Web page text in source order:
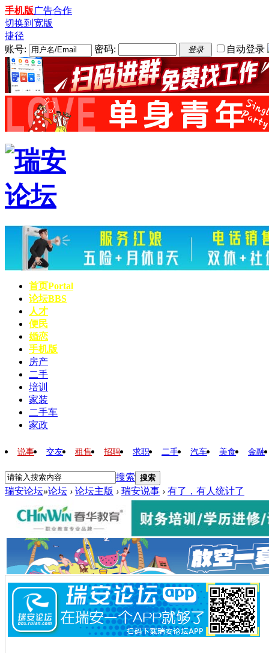
手机版广告合作
切换到宽版
捷径
账号:
密码: 登录 自动登录
首页Portal
论坛BBS
人才
便民
婚恋
手机版
房产
二手
培训
家装
二手车
家政
说事 交友 租售 招聘 求职 二手 汽车 美食 金融
搜索 搜索
瑞安论坛»论坛 › 论坛主版 › 瑞安说事 › 有了，有人统计了